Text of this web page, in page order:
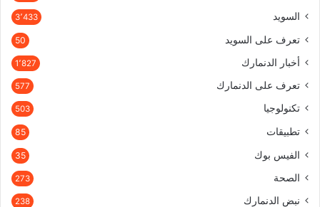
السويد 3٬433
تعرف على السويد 50
أخبار الدنمارك 1٬827
تعرف على الدنمارك 577
تكنولوجيا 503
تطبيقات 85
الفيس بوك 35
الصحة 273
نبض الدنمارك 238